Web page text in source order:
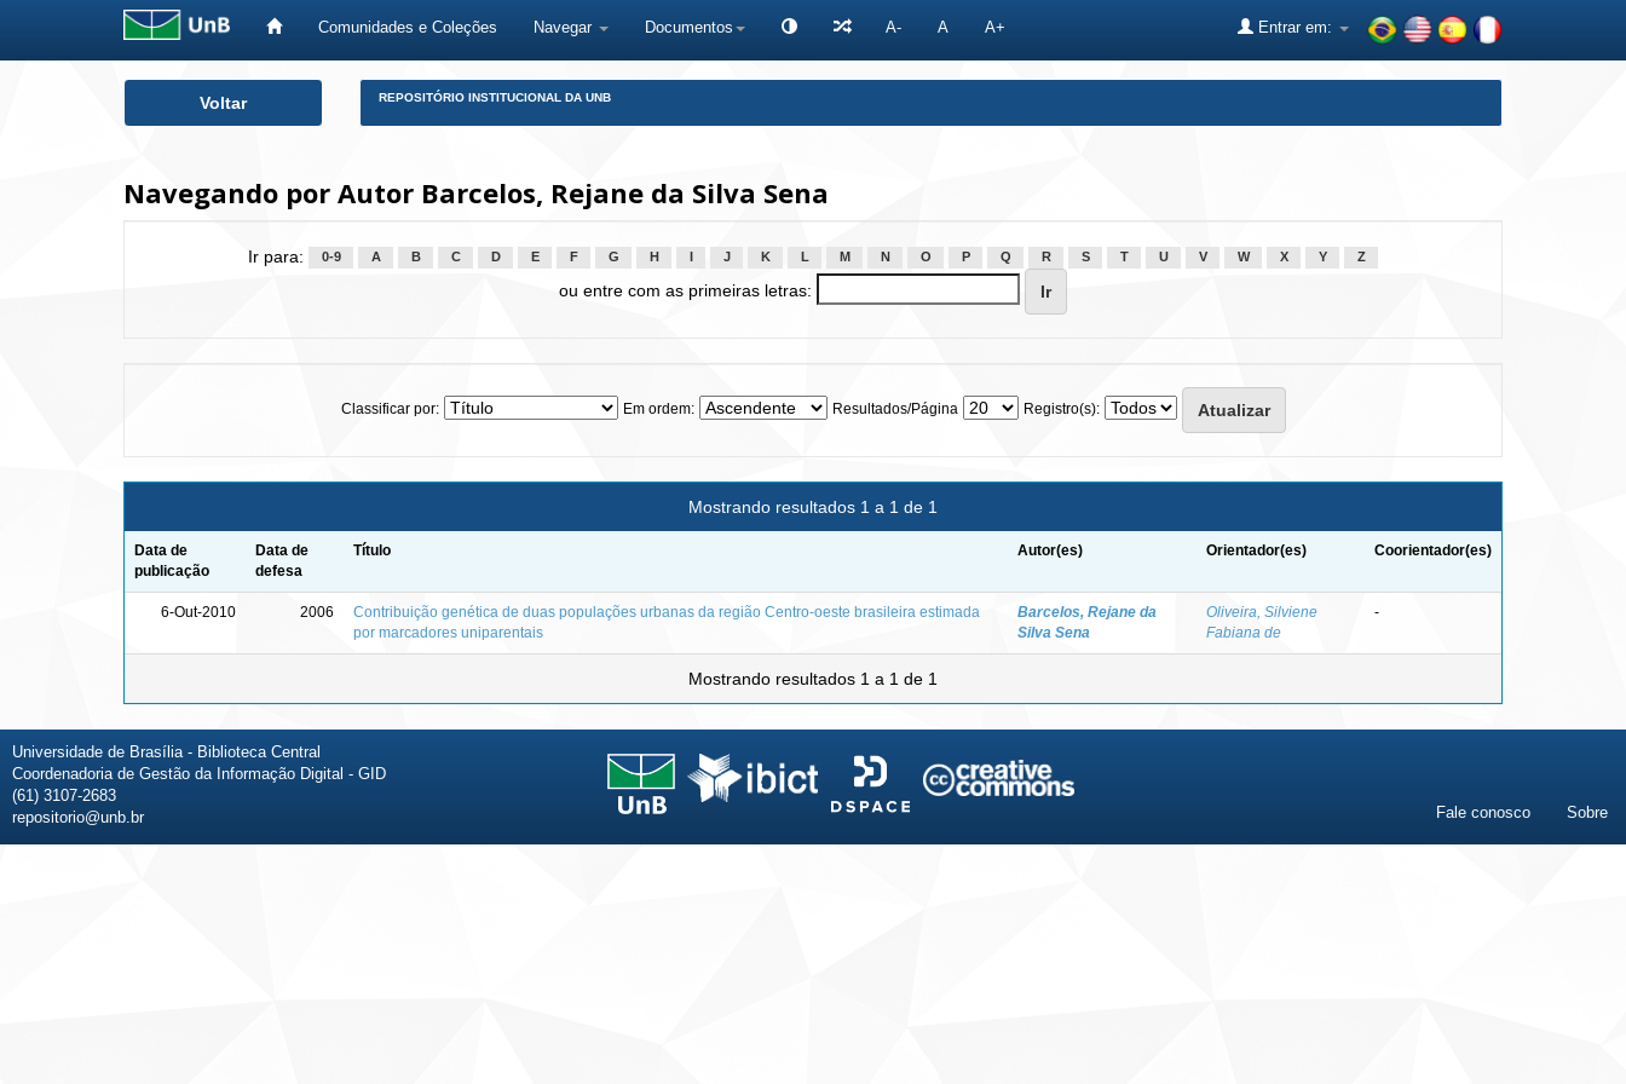
Comunidades e Coleções Navegar Documentos A- A A+ Entrar em:
Voltar REPOSITÓRIO INSTITUCIONAL DA UNB
Navegando por Autor Barcelos, Rejane da Silva Sena
Ir para: 0-9 A B C D E F G H J K L M N O P Q R S T U V W X Y Z
ou entre com as primeiras letras:
Classificar por: Em ordem: Resultados/Página Registro(s):
Mostrando resultados 1 a 1 de 1
Data de
publicação
Data de
defesa
Título Autor(es) Orientador(es) Coorientador(es)
6-Out-2010 2006
Contribuição genética de duas populações urbanas da região Centro-oeste brasileira estimada
por marcadores uniparentais
Barcelos, Rejane da
Silva Sena
Oliveira, Silviene
Fabiana de
-
Mostrando resultados 1 a 1 de 1
Universidade de Brasília - Biblioteca Central
Coordenadoria de Gestão da Informação Digital - GID
(61) 3107-2683
repositorio@unb.br
Fale conosco Sobre